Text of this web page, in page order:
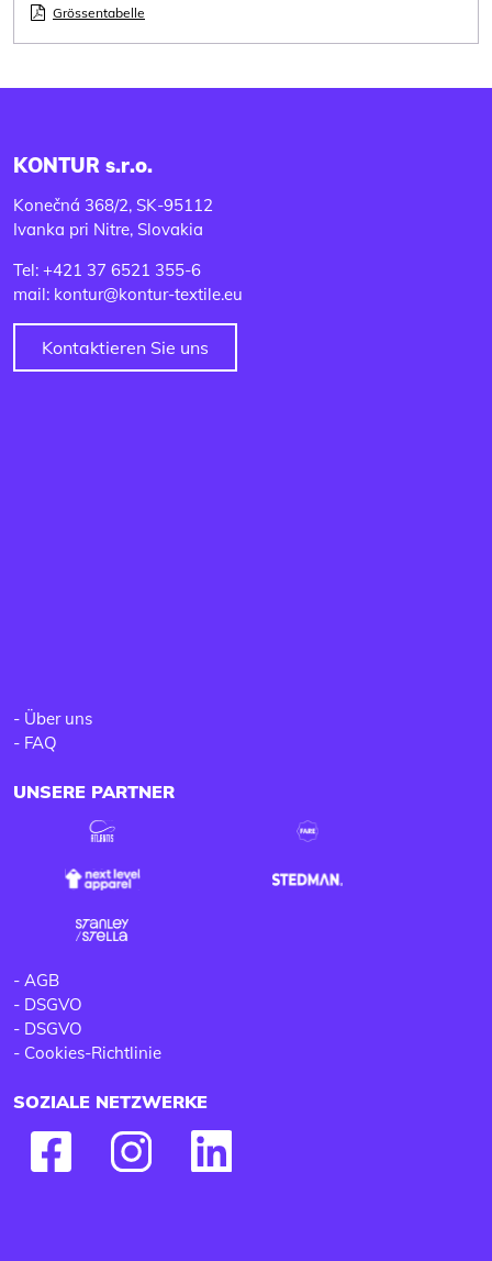
Grössentabelle
KONTUR s.r.o.
Konečná 368/2, SK-95112
Ivanka pri Nitre, Slovakia
Tel: +421 37 6521 355-6
mail: kontur@kontur-textile.eu
Kontaktieren Sie uns
- Über uns
- FAQ
UNSERE PARTNER
- AGB
- DSGVO
- DSGVO
- Cookies-Richtlinie
SOZIALE NETZWERKE